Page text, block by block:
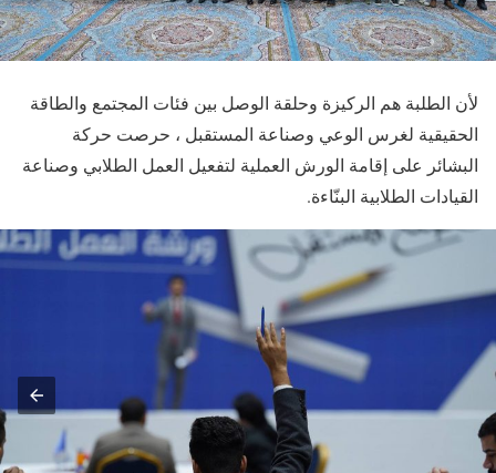
لأن الطلبة هم الركيزة وحلقة الوصل بين فئات المجتمع والطاقة
الحقيقية لغرس الوعي وصناعة المستقبل ، حرصت حركة
البشائر على إقامة الورش العملية لتفعيل العمل الطلابي وصناعة
القيادات الطلابية البنّاءة.